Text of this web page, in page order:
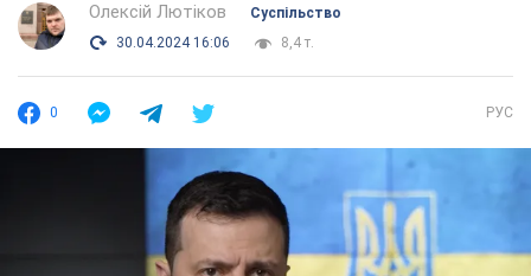
Олексій Лютіков
Суспільство
30.04.2024 16:06
8,4 т.
0 РУС